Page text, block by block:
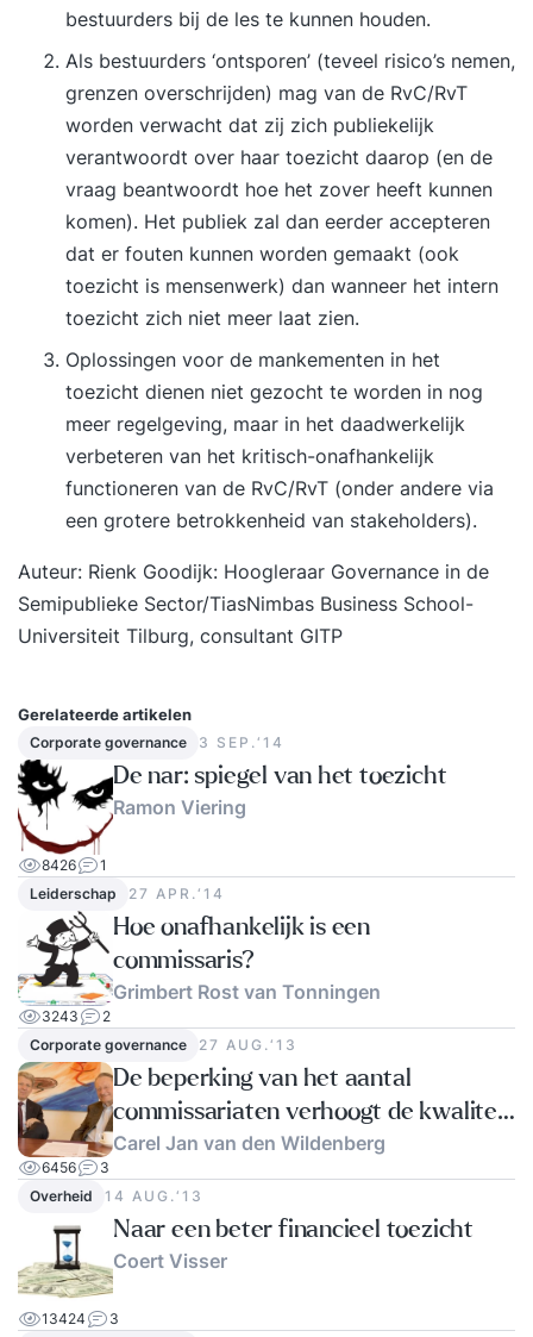
bestuurders bij de les te kunnen houden.
Als bestuurders ‘ontsporen’ (teveel risico’s nemen,
grenzen overschrijden) mag van de RvC/RvT
worden verwacht dat zij zich publiekelijk
verantwoordt over haar toezicht daarop (en de
vraag beantwoordt hoe het zover heeft kunnen
komen). Het publiek zal dan eerder accepteren
dat er fouten kunnen worden gemaakt (ook
toezicht is mensenwerk) dan wanneer het intern
toezicht zich niet meer laat zien.
Oplossingen voor de mankementen in het
toezicht dienen niet gezocht te worden in nog
meer regelgeving, maar in het daadwerkelijk
verbeteren van het kritisch-onafhankelijk
functioneren van de RvC/RvT (onder andere via
een grotere betrokkenheid van stakeholders).
Auteur: Rienk Goodijk: Hoogleraar Governance in de
Semipublieke Sector/TiasNimbas Business School-
Universiteit Tilburg, consultant GITP
Gerelateerde artikelen
Corporate governance 3 SEP.‘14
De nar: spiegel van het toezicht
Ramon Viering
8426
1
Leiderschap
27 APR.‘14
Hoe onafhankelijk is een
commissaris?
Grimbert Rost van Tonningen
3243
2
Corporate governance
27 AUG.‘13
De beperking van het aantal
commissariaten verhoogt de kwaliteit
van het toezicht niet
Carel Jan van den Wildenberg
6456
3
Overheid
14 AUG.‘13
Naar een beter financieel toezicht
Coert Visser
13424 3